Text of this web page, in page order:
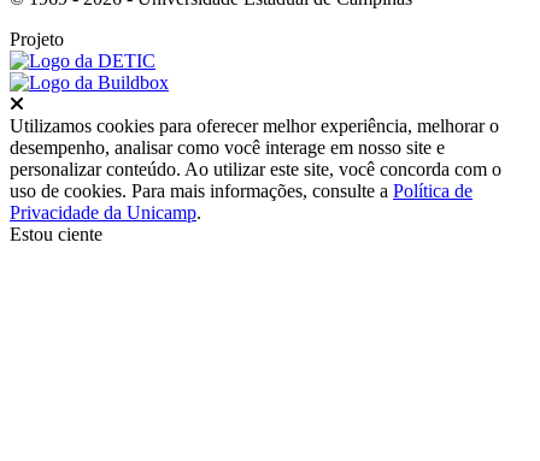
Projeto
Utilizamos cookies para oferecer melhor experiência, melhorar o
desempenho, analisar como você interage em nosso site e
personalizar conteúdo. Ao utilizar este site, você concorda com o
uso de cookies. Para mais informações, consulte a Política de
Privacidade da Unicamp.
Estou ciente